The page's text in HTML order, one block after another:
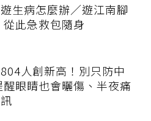
生病怎麼辦／遊江南腳
從此急救包隨身
人創新高！別只防中
醒眼睛也會曬傷、半夜痛